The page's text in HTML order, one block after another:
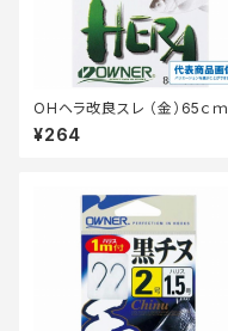
OHヘラ改良スレ （金）65ｃｍ
¥264